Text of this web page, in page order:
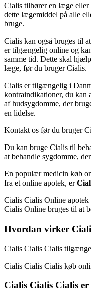
Cialis tilhører en læge eller
dette lægemiddel på alle
bruge.
Cialis kan også bruges til
er tilgængelig online og
samme tid. Dette skal
læge, før du bruger Cialis.
Cialis er tilgængelig i
kontraindikationer, du kan
af hudsygdomme, der
en lidelse.
Kontakt os før du bruger
Du kan bruge Cialis til
at behandle sygdomme,
En populær medicin køb
fra et online apotek, er
Cialis Cialis Online
Cialis Online bruges til at
Hvordan virker
Cialis Cialis Cialis
Cialis Cialis Cialis køb
Cialis Cialis Cialis